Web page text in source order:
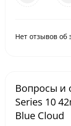
Нет отзывов об
Вопросы и
Series 10
Blue Cloud